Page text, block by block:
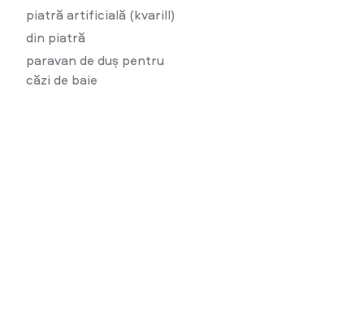
piatră artificială (kvarill)
din piatră
paravan de duș pentru
căzi de baie